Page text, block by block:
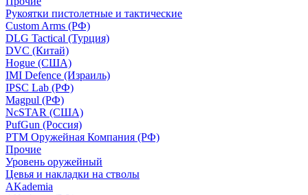
Рукоятки пистолетные и тактические
Custom Arms (РФ)
DLG Tactical (Турция)
DVC (Китай)
Hogue (США)
IMI Defence (Израиль)
IPSC Lab (РФ)
Magpul (РФ)
NcSTAR (США)
PufGun (Россия)
РТМ Оружейная Компания (РФ)
Прочие
Уровень оружейный
Цевья и накладки на стволы
AKademia